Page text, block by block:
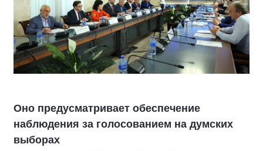
Оно предусматривает обеспечение
наблюдения за голосованием на думских
выборах